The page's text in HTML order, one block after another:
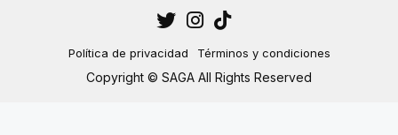
Política de privacidad Términos y condiciones
Copyright © SAGA All Rights Reserved